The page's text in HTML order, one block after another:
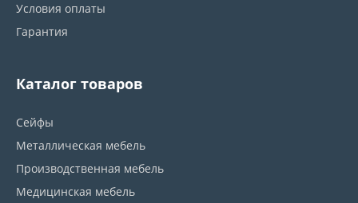
Условия оплаты
Гарантия
Каталог товаров
Сейфы
Металлическая мебель
Производственная мебель
Медицинская мебель